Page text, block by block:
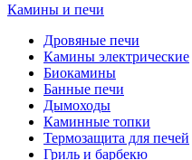
Камины и печи
Дровяные печи
Камины электрические
Биокамины
Банные печи
Дымоходы
Каминные топки
Термозащита для печей
Гриль и барбекю